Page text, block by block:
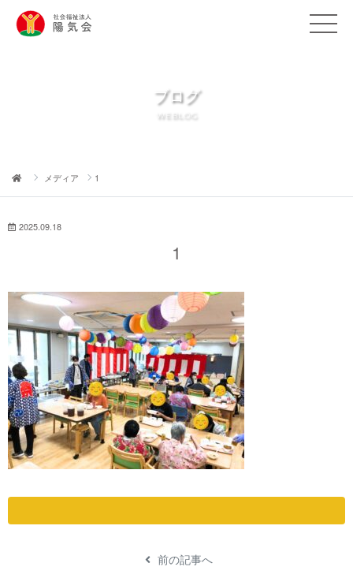
ブログ
WEBLOG
メディア 1
2025.09.18
1
前の記事へ